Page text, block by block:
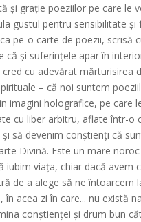
și grație poeziilor pe care le
gustul pentru sensibilitate
pe-o carte de poezii, scrisă
și suferințele apar în
cu adevărat mărturisirea
– că noi suntem
imagini holografice, pe care
cu liber arbitru, aflate într-o
să devenim conștienți că
Divină. Este un mare
viața, chiar dacă avem
de a alege să ne întoarcem
acea zi în care... nu există
conștienței și drum bun